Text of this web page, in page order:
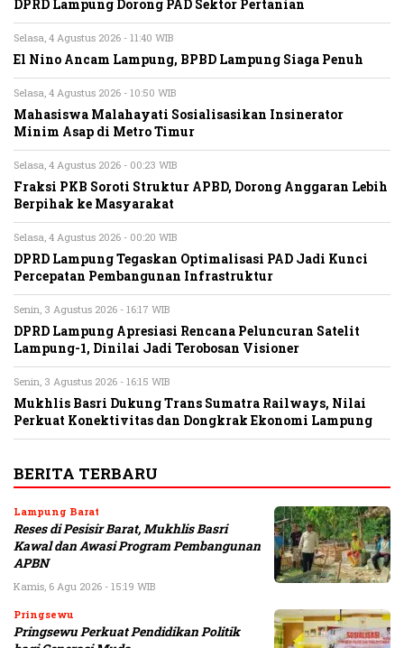
DPRD Lampung Dorong PAD Sektor Pertanian
Selasa, 4 Agustus 2026 - 11:40 WIB
El Nino Ancam Lampung, BPBD Lampung Siaga Penuh
Selasa, 4 Agustus 2026 - 10:50 WIB
Mahasiswa Malahayati Sosialisasikan Insinerator
Minim Asap di Metro Timur
Selasa, 4 Agustus 2026 - 00:23 WIB
Fraksi PKB Soroti Struktur APBD, Dorong Anggaran Lebih
Berpihak ke Masyarakat
Selasa, 4 Agustus 2026 - 00:20 WIB
DPRD Lampung Tegaskan Optimalisasi PAD Jadi Kunci
Percepatan Pembangunan Infrastruktur
Senin, 3 Agustus 2026 - 16:17 WIB
DPRD Lampung Apresiasi Rencana Peluncuran Satelit
Lampung-1, Dinilai Jadi Terobosan Visioner
Senin, 3 Agustus 2026 - 16:15 WIB
Mukhlis Basri Dukung Trans Sumatra Railways, Nilai
Perkuat Konektivitas dan Dongkrak Ekonomi Lampung
BERITA TERBARU
Lampung Barat
Reses di Pesisir Barat, Mukhlis Basri
Kawal dan Awasi Program Pembangunan
APBN
Kamis, 6 Agu 2026 - 15:19 WIB
Pringsewu
Pringsewu Perkuat Pendidikan Politik